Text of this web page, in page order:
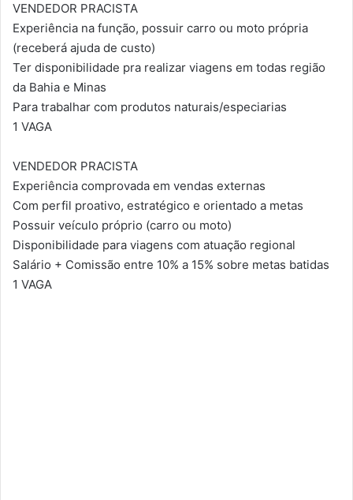
VENDEDOR PRACISTA
Experiência na função, possuir carro ou moto própria
(receberá ajuda de custo)
Ter disponibilidade pra realizar viagens em todas região
da Bahia e Minas
Para trabalhar com produtos naturais/especiarias
1 VAGA
VENDEDOR PRACISTA
Experiência comprovada em vendas externas
Com perfil proativo, estratégico e orientado a metas
Possuir veículo próprio (carro ou moto)
Disponibilidade para viagens com atuação regional
Salário + Comissão entre 10% a 15% sobre metas batidas
1 VAGA